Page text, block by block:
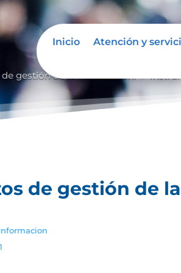
Inicio Atención y
gestión de la información.
de gestión de